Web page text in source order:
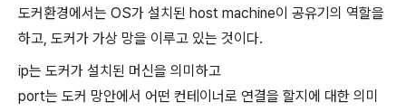
도커환경에서는 OS가 설치된 host machine이 공유기의 역할을
하고, 도커가 가상 망을 이루고 있는 것이다.
ip는 도커가 설치된 머신을 의미하고
port는 도커 망안에서 어떤 컨테이너로 연결을 할지에 대한 의미